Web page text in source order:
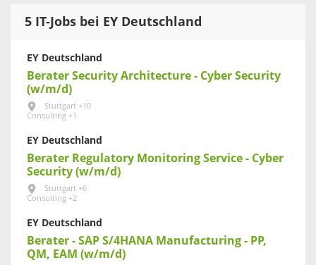
5 IT-Jobs bei EY Deutschland
EY Deutschland
Berater Security Architecture - Cyber Security
(w/m/d)
Stuttgart +10
Consulting +1
EY Deutschland
Berater Regulatory Monitoring Service - Cyber
Security (w/m/d)
Stuttgart +6
Consulting +2
EY Deutschland
Berater - SAP S/4HANA Manufacturing - PP,
QM, EAM (w/m/d)